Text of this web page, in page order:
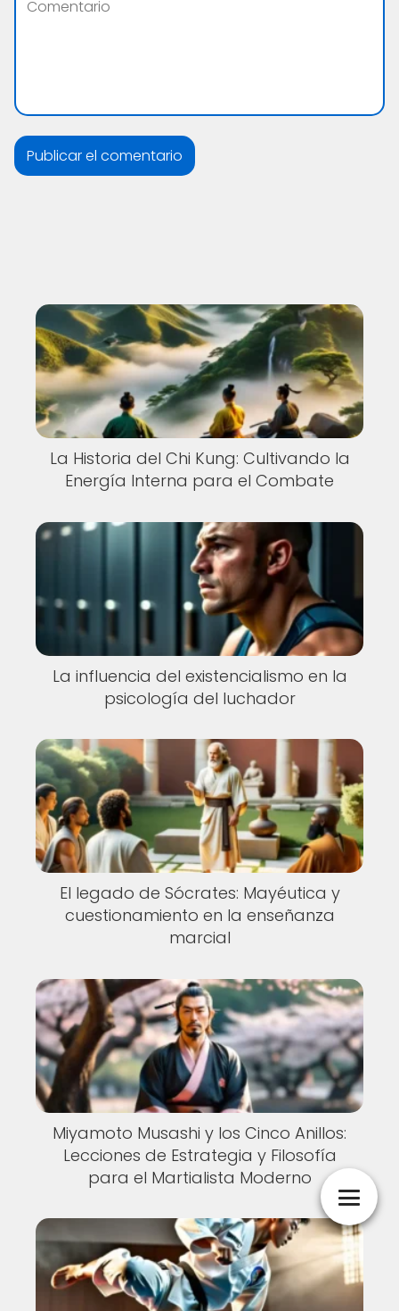
La Historia del Chi Kung: Cultivando la
Energía Interna para el Combate
La influencia del existencialismo en la
psicología del luchador
El legado de Sócrates: Mayéutica y
cuestionamiento en la enseñanza
marcial
Miyamoto Musashi y los Cinco Anillos:
Lecciones de Estrategia y Filosofía
para el Martialista Moderno